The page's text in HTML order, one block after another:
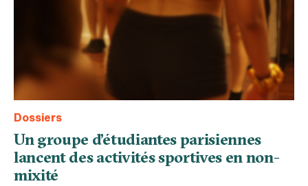
Dossiers
Un groupe d’étudiantes parisiennes
lancent des activités sportives en non-
mixité